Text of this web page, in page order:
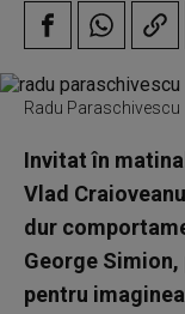
Radu Paraschivescu
Invitat în
Vlad
dur
George Simion,
pentru